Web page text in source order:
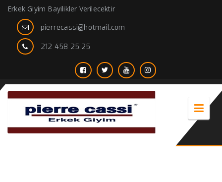
Erkek Giyim Bayilikler Verilecektir
pierrecassi@hotmail.com
212 458 25 25